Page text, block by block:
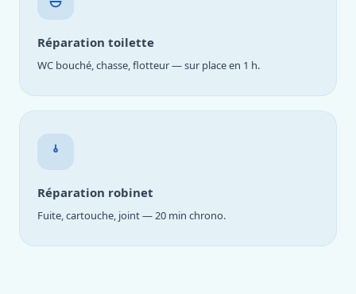
Réparation toilette
WC bouché, chasse, flotteur — sur place en 1 h.
Réparation robinet
Fuite, cartouche, joint — 20 min chrono.